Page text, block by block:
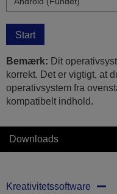
Start
Bemærk: Dit
korrekt. Det er vigtigt, at
operativsystem fra
kompatibelt indhold.
Downloads
Kreativitetssoftware